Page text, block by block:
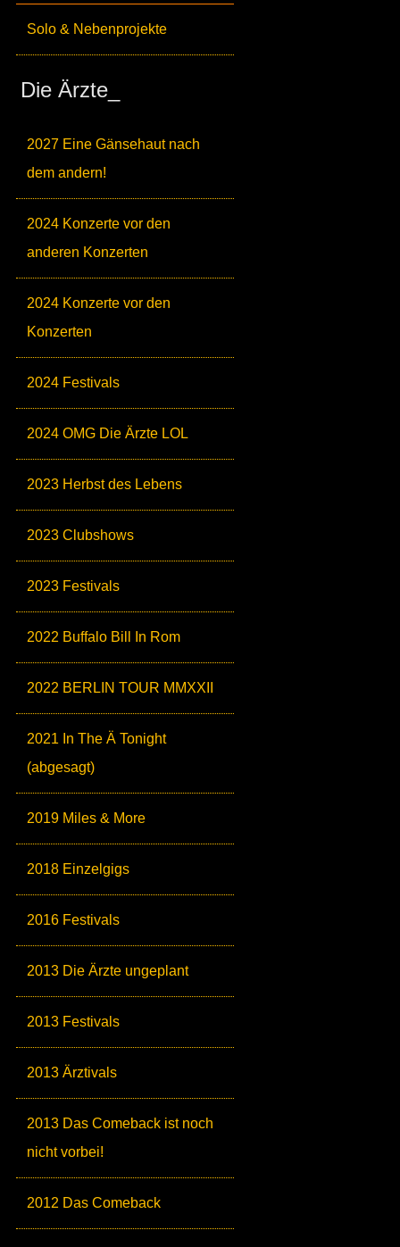
Solo & Nebenprojekte
Die Ärzte_
2027 Eine Gänsehaut nach
dem andern!
2024 Konzerte vor den
anderen Konzerten
2024 Konzerte vor den
Konzerten
2024 Festivals
2024 OMG Die Ärzte LOL
2023 Herbst des Lebens
2023 Clubshows
2023 Festivals
2022 Buffalo Bill In Rom
2022 BERLIN TOUR MMXXII
2021 In The Ä Tonight
(abgesagt)
2019 Miles & More
2018 Einzelgigs
2016 Festivals
2013 Die Ärzte ungeplant
2013 Festivals
2013 Ärztivals
2013 Das Comeback ist noch
nicht vorbei!
2012 Das Comeback